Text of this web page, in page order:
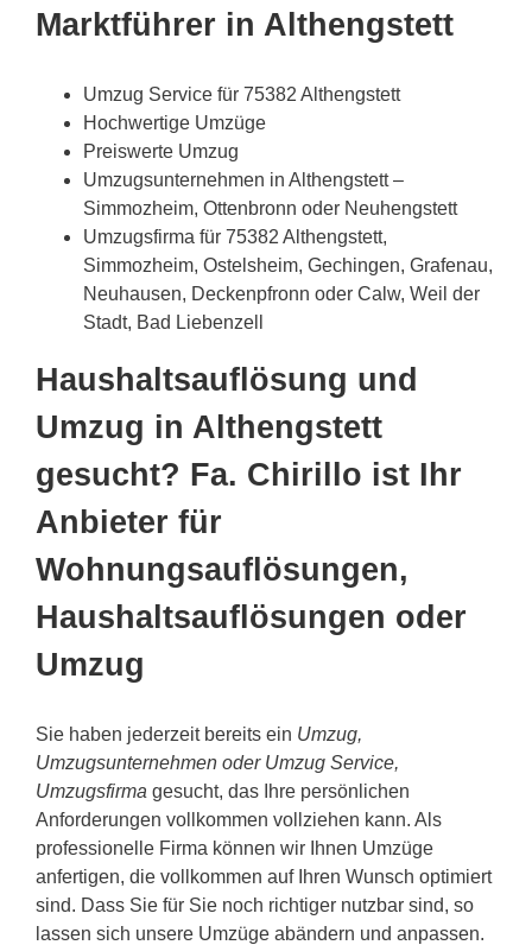
Marktführer in Althengstett
Umzug Service für 75382 Althengstett
Hochwertige Umzüge
Preiswerte Umzug
Umzugsunternehmen in Althengstett –
Simmozheim, Ottenbronn oder Neuhengstett
Umzugsfirma für 75382 Althengstett,
Simmozheim, Ostelsheim, Gechingen, Grafenau,
Neuhausen, Deckenpfronn oder Calw, Weil der
Stadt, Bad Liebenzell
Haushaltsauflösung und
Umzug in Althengstett
gesucht? Fa. Chirillo ist Ihr
Anbieter für
Wohnungsauflösungen,
Haushaltsauflösungen oder
Umzug
Sie haben jederzeit bereits ein Umzug,
Umzugsunternehmen oder Umzug Service,
Umzugsfirma gesucht, das Ihre persönlichen
Anforderungen vollkommen vollziehen kann. Als
professionelle Firma können wir Ihnen Umzüge
anfertigen, die vollkommen auf Ihren Wunsch optimiert
sind. Dass Sie für Sie noch richtiger nutzbar sind, so
lassen sich unsere Umzüge abändern und anpassen.